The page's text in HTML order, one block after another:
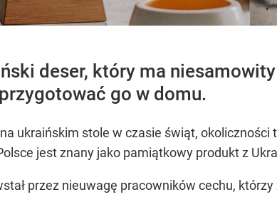
deser, który ma
go w domu.
ukraińskim stole w czasie świąt,
jest znany jako pamiątkowy produkt z
przez nieuwagę pracowników cechu,